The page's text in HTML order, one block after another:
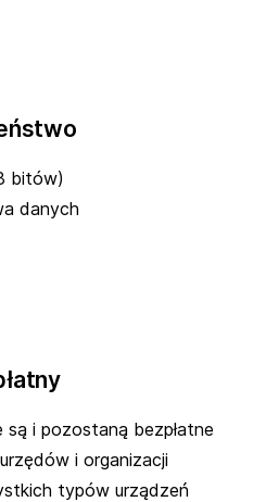
bitów)
danych
i pozostaną bezpłatne
i organizacji
typów urządzeń